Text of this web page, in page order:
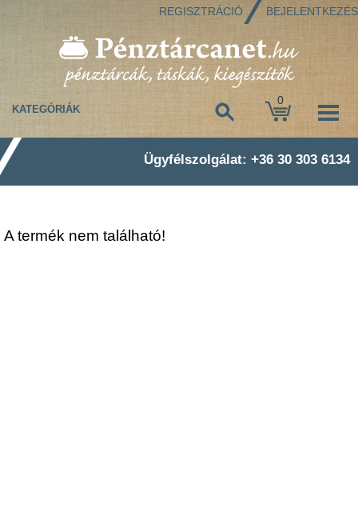
REGISZTRÁCIÓ BEJELENTKEZÉS
0
KATEGÓRIÁK
Ügyfélszolgálat: +36 30 303 6134
A termék nem található!